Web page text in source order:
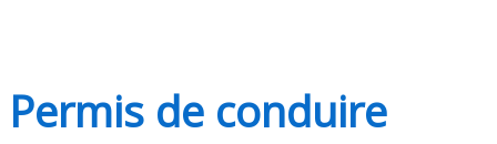
Permis de conduire